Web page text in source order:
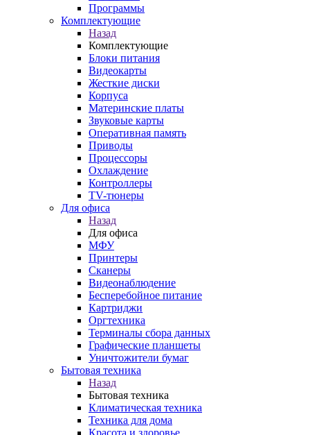
Программы
Комплектующие
Назад
Комплектующие
Блоки питания
Видеокарты
Жесткие диски
Корпуса
Материнские платы
Звуковые карты
Оперативная память
Приводы
Процессоры
Охлаждение
Контроллеры
TV-тюнеры
Для офиса
Назад
Для офиса
МФУ
Принтеры
Сканеры
Видеонаблюдение
Бесперебойное питание
Картриджи
Оргтехника
Терминалы сбора данных
Графические планшеты
Уничтожители бумаг
Бытовая техника
Назад
Бытовая техника
Климатическая техника
Техника для дома
Красота и здоровье